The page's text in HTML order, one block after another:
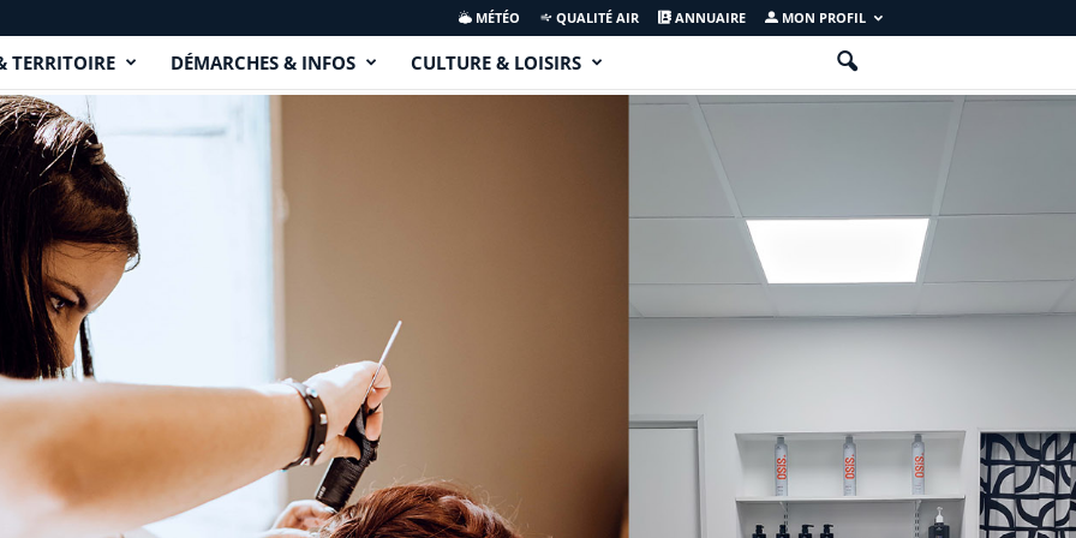
MÉTÉO QUALITÉ AIR ANNUAIRE MON PROFIL
TERRITOIRE DÉMARCHES & INFOS CULTURE & LOISIRS